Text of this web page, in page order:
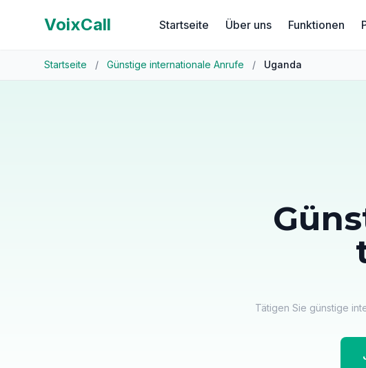
VoixCall Startseite Über uns Funktionen
Startseite / Günstige internationale Anrufe / Uganda
Tätigen Sie günstige